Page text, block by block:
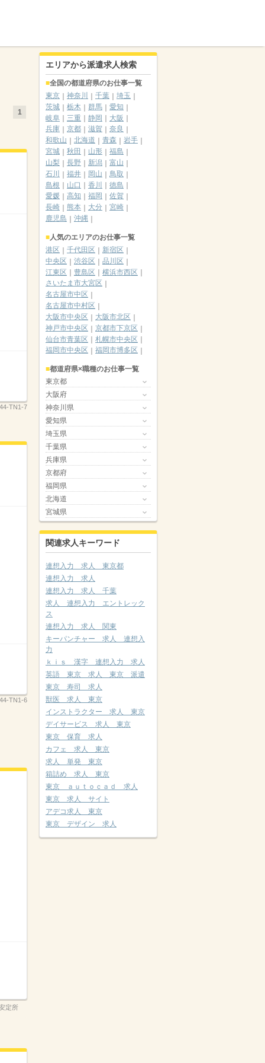
1
TN1-7
TN1-6
定所
エリアから派遣求人検索
全国の都道府県のお仕事一覧
東京
神奈川 千葉
埼玉
茨城
栃木 群馬
愛知
岐阜
三重 静岡
大阪
兵庫
京都 滋賀
奈良
和歌山
北海道 青森
岩手
宮城
秋田 山形
福島
山梨
長野 新潟
富山
石川
福井 岡山
鳥取
島根
山口 香川
徳島
愛媛
高知 福岡
佐賀
長崎
熊本 大分
宮崎
鹿児島
沖縄
人気のエリアのお仕事一覧
港区
千代田区
新宿区
中央区
渋谷区
品川区
江東区
豊島区
横浜市西区
さいたま市大宮区
名古屋市中区
名古屋市中村区
大阪市中央区
大阪市北区
神戸市中央区
京都市下京区
仙台市青葉区
札幌市中央区
福岡市中央区
福岡市博多区
都道府県×職種のお仕事一覧
東京都
大阪府
神奈川県
愛知県
埼玉県
千葉県
兵庫県
京都府
福岡県
北海道
宮城県
関連求人キーワード
連想入力 求人 東京都
連想入力 求人
連想入力 求人 千葉
求人 連想入力 エントレック
ス
連想入力 求人 関東
キーパンチャー 求人 連想入
力
ｋｉｓ 漢字 連想入力 求人
英語 東京 求人 東京 派遣
東京 寿司 求人
獣医 求人 東京
インストラクター 求人 東京
デイサービス 求人 東京
東京 保育 求人
カフェ 求人 東京
求人 単発 東京
箱詰め 求人 東京
東京 ａｕｔｏｃａｄ 求人
東京 求人 サイト
アデコ求人 東京
東京 デザイン 求人